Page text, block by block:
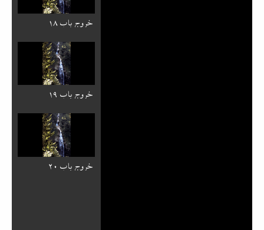
خروج باب ۱۸
خروج باب ۱۹
خروج باب ۲۰